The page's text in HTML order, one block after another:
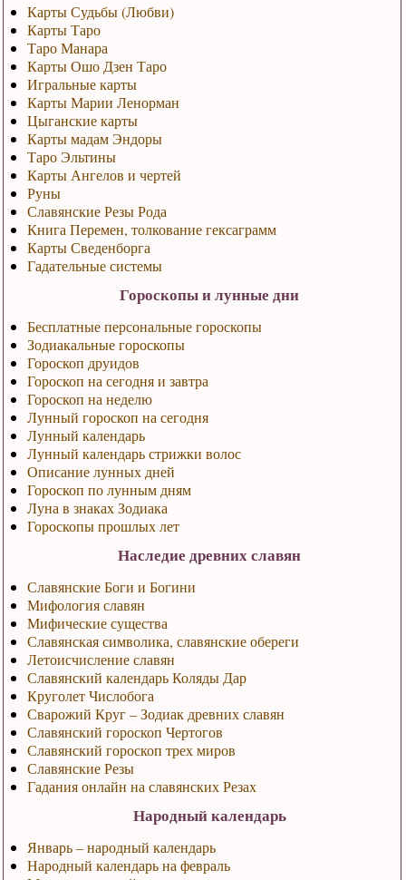
Карты Судьбы (Любви)
Карты Таро
Таро Манара
Карты Ошо Дзен Таро
Игральные карты
Карты Марии Ленорман
Цыганские карты
Карты мадам Эндоры
Таро Эльтины
Карты Ангелов и чертей
Руны
Славянские Резы Рода
Книга Перемен, толкование гексаграмм
Карты Сведенборга
Гадательные системы
Гороскопы и лунные дни
Бесплатные персональные гороскопы
Зодиакальные гороскопы
Гороскоп друидов
Гороскоп на сегодня и завтра
Гороскоп на неделю
Лунный гороскоп на сегодня
Лунный календарь
Лунный календарь стрижки волос
Описание лунных дней
Гороскоп по лунным дням
Луна в знаках Зодиака
Гороскопы прошлых лет
Наследие древних славян
Славянские Боги и Богини
Мифология славян
Мифические существа
Славянская символика, славянские обереги
Летоисчисление славян
Славянский календарь Коляды Дар
Круголет Числобога
Сварожий Круг – Зодиак древних славян
Славянский гороскоп Чертогов
Славянский гороскоп трех миров
Славянские Резы
Гадания онлайн на славянских Резах
Народный календарь
Январь – народный календарь
Народный календарь на февраль